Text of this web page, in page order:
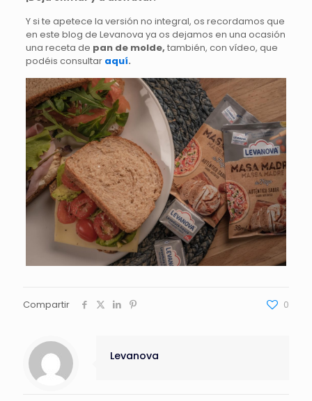
Y si te apetece la versión no integral, os recordamos que
en este blog de Levanova ya os dejamos en una ocasión
una receta de pan de molde, también, con vídeo, que
podéis consultar aquí.
Compartir 0
Levanova